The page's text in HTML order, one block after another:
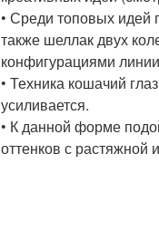
• Среди топовых идей
также шеллак двух
конфигурациями
• Техника кошачий
усиливается.
• К данной форме
оттенков с